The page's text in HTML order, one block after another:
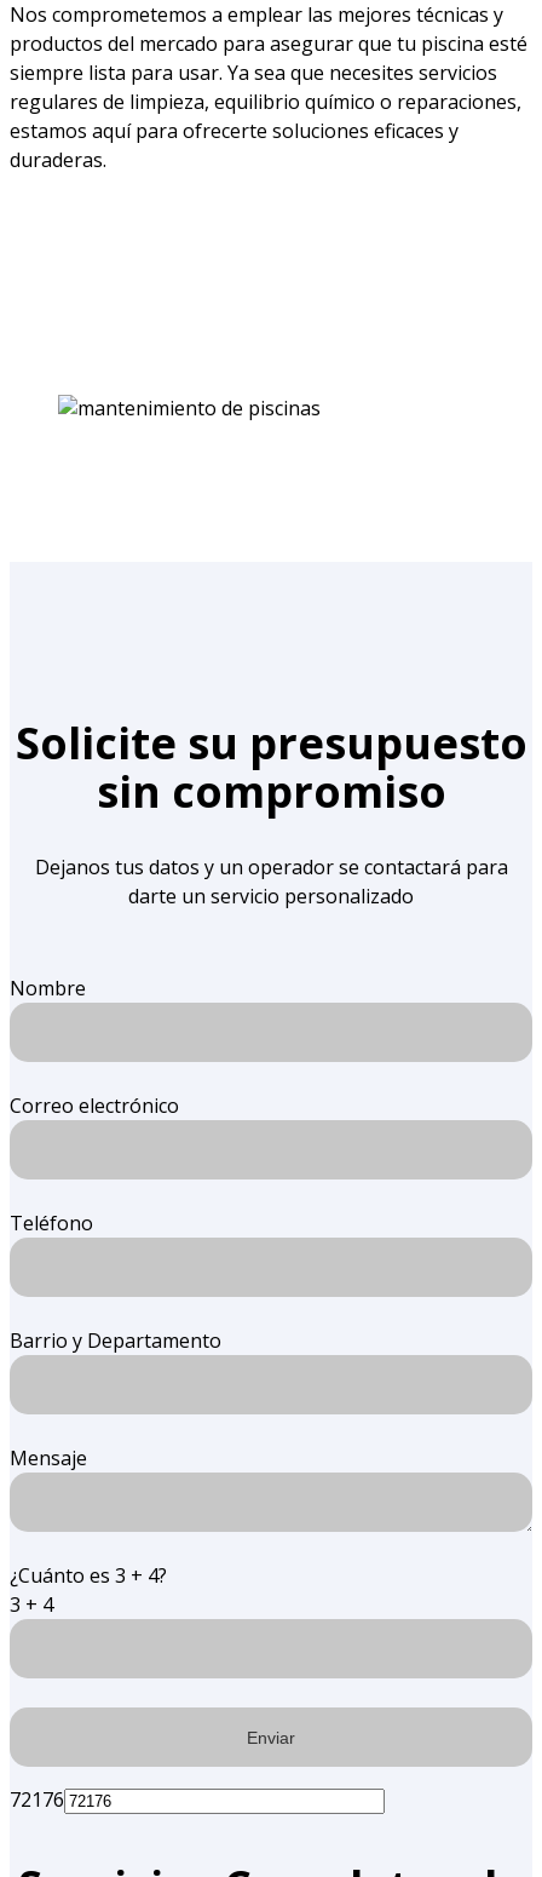
Nos comprometemos a emplear las mejores técnicas y
productos del mercado para asegurar que tu piscina esté
siempre lista para usar. Ya sea que necesites servicios
regulares de limpieza, equilibrio químico o reparaciones,
estamos aquí para ofrecerte soluciones eficaces y
duraderas.
Solicite su presupuesto
sin compromiso
Dejanos tus datos y un operador se contactará para
darte un servicio personalizado
Nombre
Correo electrónico
Teléfono
Barrio y Departamento
Mensaje
¿Cuánto es 3 + 4?
3 + 4
72176